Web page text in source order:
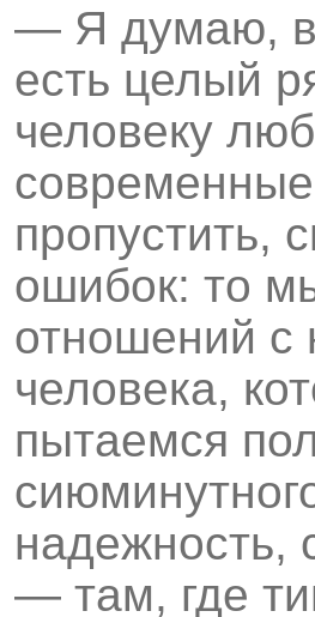
— Я думаю, в
есть целый
человеку
пропустить,
ошибок: то
отношений с
человека,
пытаемся
надежность,
— там, где